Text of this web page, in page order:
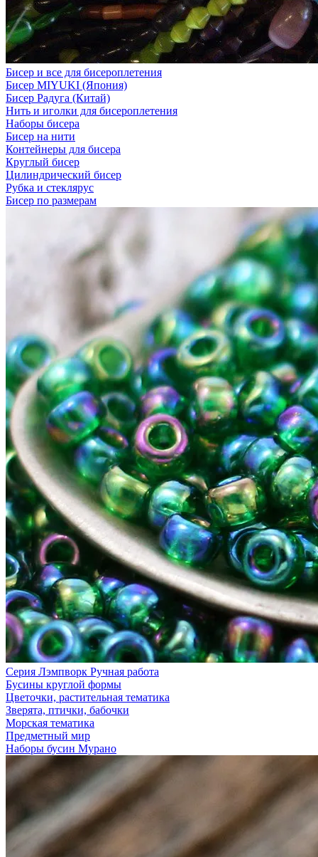
Бисер и все для бисероплетения
Бисер MIYUKI (Япония)
Бисер Радуга (Китай)
Нить и иголки для бисероплетения
Наборы бисера
Бисер на нити
Контейнеры для бисера
Круглый бисер
Цилиндрический бисер
Рубка и стеклярус
Бисер по размерам
Серия Лэмпворк Ручная работа
Бусины круглой формы
Цветочки, растительная тематика
Зверята, птички, бабочки
Морская тематика
Предметный мир
Наборы бусин Мурано